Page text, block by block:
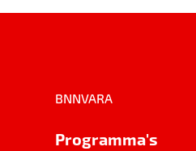
BNNVARA
Programma's